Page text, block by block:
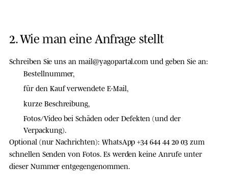
2. Wie man eine Anfrage stellt
Schreiben Sie uns anmail@yagopartal.com und geben Sie an:
Bestellnummer,
für den Kauf verwendete E-Mail,
kurze Beschreibung,
Fotos/Video bei Schäden oder Defekten (und der
Verpackung).
Optional (nur Nachrichten): WhatsApp+34 644 44 20 03zum
schnellen Senden von Fotos. Es werden keine Anrufeunter
dieser Nummer entgegengenommen.